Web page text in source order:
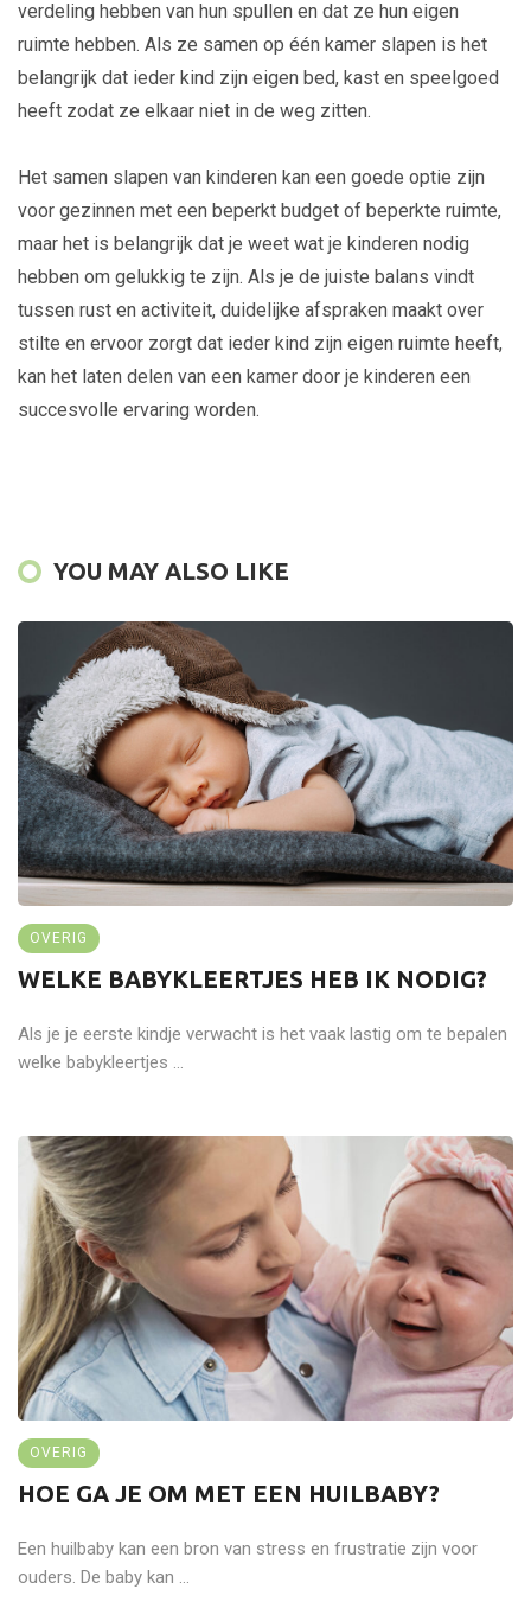
verdeling hebben van hun spullen en dat ze hun eigen
ruimte hebben. Als ze samen op één kamer slapen is het
belangrijk dat ieder kind zijn eigen bed, kast en speelgoed
heeft zodat ze elkaar niet in de weg zitten.
Het samen slapen van kinderen kan een goede optie zijn
voor gezinnen met een beperkt budget of beperkte ruimte,
maar het is belangrijk dat je weet wat je kinderen nodig
hebben om gelukkig te zijn. Als je de juiste balans vindt
tussen rust en activiteit, duidelijke afspraken maakt over
stilte en ervoor zorgt dat ieder kind zijn eigen ruimte heeft,
kan het laten delen van een kamer door je kinderen een
succesvolle ervaring worden.
YOU MAY ALSO LIKE
OVERIG
WELKE BABYKLEERTJES HEB IK NODIG?
Als je je eerste kindje verwacht is het vaak lastig om te bepalen
welke babykleertjes ...
OVERIG
HOE GA JE OM MET EEN HUILBABY?
Een huilbaby kan een bron van stress en frustratie zijn voor
ouders. De baby kan ...